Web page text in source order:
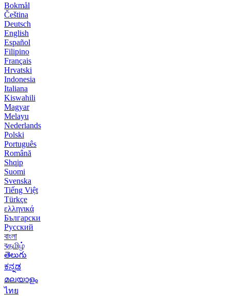
Bokmål
Čeština
Deutsch
English
Español
Filipino
Français
Hrvatski
Indonesia
Italiana
Kiswahili
Magyar
Melayu
Nederlands
Polski
Português
Română
Shqip
Suomi
Svenska
Tiếng Việt
Türkçe
ελληνικά
Български
Русский
বাংলা
বதமிழ்
తెలుగు
ಕನ್ನಡ
മലയാളം
ไทย